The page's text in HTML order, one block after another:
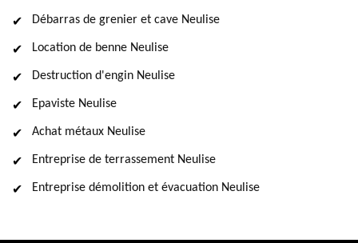
Débarras de grenier et cave Neulise
Location de benne Neulise
Destruction d'engin Neulise
Epaviste Neulise
Achat métaux Neulise
Entreprise de terrassement Neulise
Entreprise démolition et évacuation Neulise